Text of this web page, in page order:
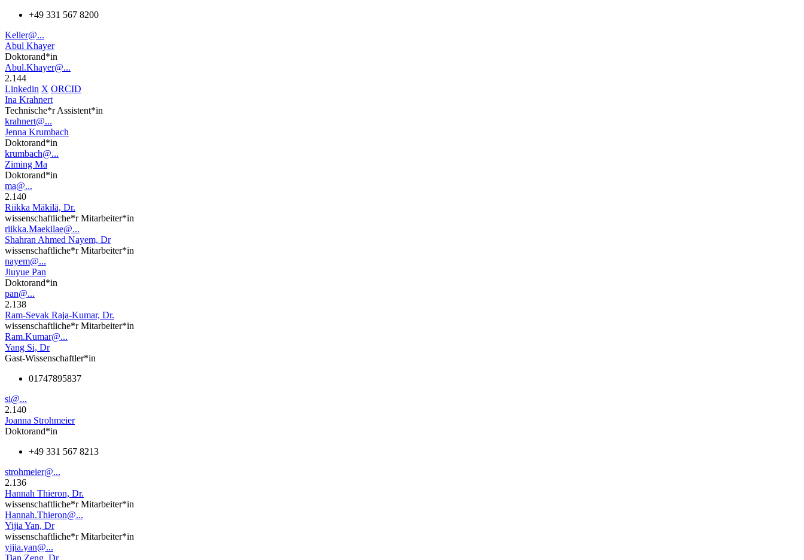
+49 331 567 8200
Keller@...
Abul Khayer
Doktorand*in
Abul.Khayer@...
2.144
Linkedin X ORCID
Ina Krahnert
Technische*r Assistent*in
krahnert@...
Jenna Krumbach
Doktorand*in
krumbach@...
Ziming Ma
Doktorand*in
ma@...
2.140
Riikka Mäkilä, Dr.
wissenschaftliche*r Mitarbeiter*in
riikka.Maekilae@...
Shahran Ahmed Nayem, Dr
wissenschaftliche*r Mitarbeiter*in
nayem@...
Jiuyue Pan
Doktorand*in
pan@...
2.138
Ram-Sevak Raja-Kumar, Dr.
wissenschaftliche*r Mitarbeiter*in
Ram.Kumar@...
Yang Si, Dr
Gast-Wissenschaftler*in
01747895837
si@...
2.140
Joanna Strohmeier
Doktorand*in
+49 331 567 8213
strohmeier@...
2.136
Hannah Thieron, Dr.
wissenschaftliche*r Mitarbeiter*in
Hannah.Thieron@...
Yijia Yan, Dr
wissenschaftliche*r Mitarbeiter*in
yijia.yan@...
Tian Zeng, Dr.